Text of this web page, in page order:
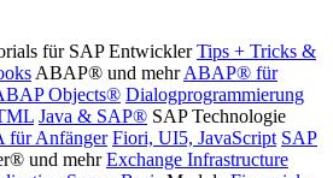
für SAP Entwickler Tips + Tricks &
ABAP® und mehrABAP® für
Objects® Dialogprogrammierung
Java & SAP® SAP Technologie
für Anfänger Fiori, UI5, JavaScript SAP
und mehr Exchange Infrastructure